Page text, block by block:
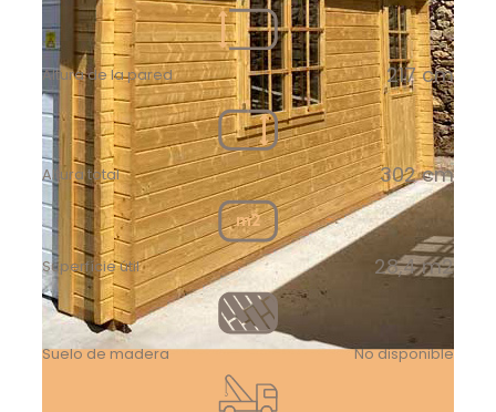
Altura de la pared 217 cm
Altura total 302 cm
Superfície útil 28,4 m2
Suelo de madera No disponible